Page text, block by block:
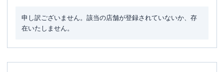
申し訳ございません。該当の店舗が登録されていないか、存
在いたしません。